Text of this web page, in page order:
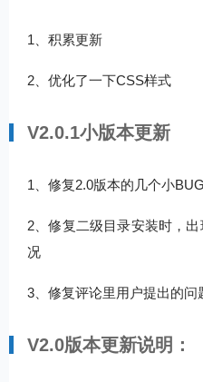
1、积累更新
2、优化了一下CSS样式
V2.0.1小版本更新
1、修复2.0版本的几个小BUG
2、修复二级目录安装时，
况
3、修复评论里用户提出的问
V2.0版本更新说明：